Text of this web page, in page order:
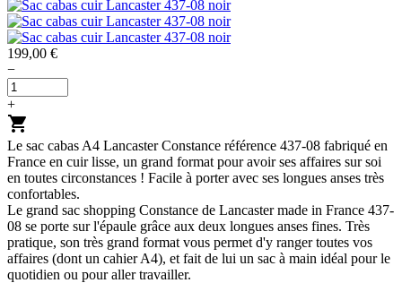
199,00 €
−
+
shopping_cart
Le sac cabas A4 Lancaster Constance référence 437-08 fabriqué en
France en cuir lisse, un grand format pour avoir ses affaires sur soi
en toutes circonstances ! Facile à porter avec ses longues anses très
confortables.
Le grand sac shopping Constance de Lancaster made in France 437-
08 se porte sur l'épaule grâce aux deux longues anses fines. Très
pratique, son très grand format vous permet d'y ranger toutes vos
affaires (dont un cahier A4), et fait de lui un sac à main idéal pour le
quotidien ou pour aller travailler.